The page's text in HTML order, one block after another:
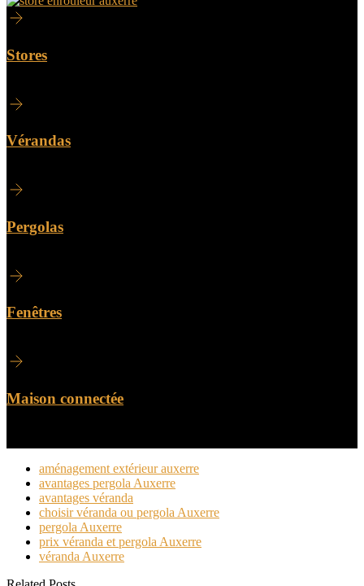
Stores
Vérandas
Pergolas
Fenêtres
Maison connectée
aménagement extérieur auxerre
avantages pergola Auxerre
avantages véranda
choisir véranda ou pergola Auxerre
pergola Auxerre
prix véranda et pergola Auxerre
véranda Auxerre